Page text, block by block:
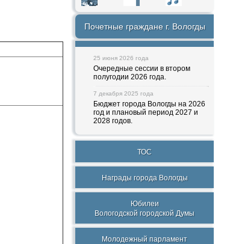
Почетные граждане г. Вологды
25 июня 2026 года
Очередные сессии в втором
полугодии 2026 года.
7 декабря 2025 года
Бюджет города Вологды на 2026
год и плановый период 2027 и
2028 годов.
ТОС
Награды города Вологды
Юбилеи
Вологодской городской Думы
Молодежный парламент